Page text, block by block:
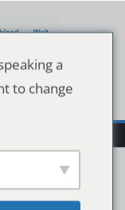
a
to change